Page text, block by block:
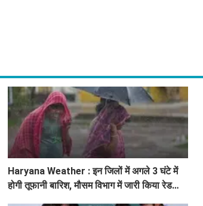
Haryana Weather : इन जिलों में अगले 3 घंटे में
होगी तूफानी बारिश, मौसम विभाग में जारी किया रेड